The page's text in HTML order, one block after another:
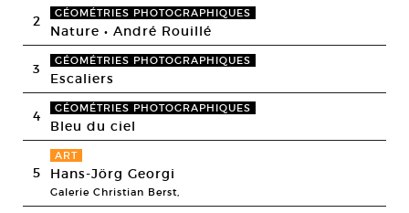
2 GÉOMÉTRIES PHOTOGRAPHIQUES
Nature • André Rouillé
3 GÉOMÉTRIES PHOTOGRAPHIQUES
Escaliers
4 GÉOMÉTRIES PHOTOGRAPHIQUES
Bleu du ciel
5
ART
Hans-Jörg Georgi
Galerie Christian Berst,